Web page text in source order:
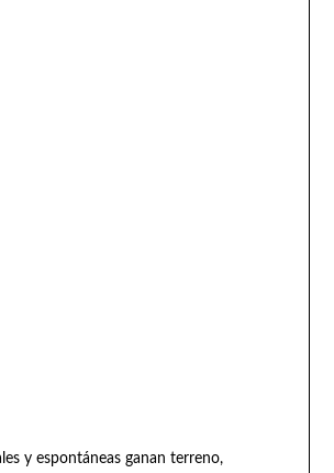
y espontáneas ganan terreno,